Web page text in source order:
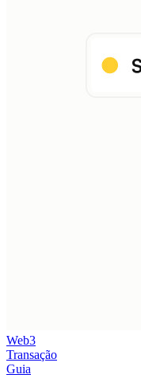
Web3
Transação
Guia